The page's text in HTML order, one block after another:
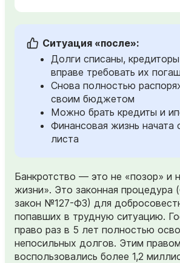
Ситуация «после»:
Долги списаны,
вправе требовать их
Снова полностью
своим бюджетом
Можно брать кредиты и
Финансовая жизнь начата
листа
Банкротство — это не «позор» и
жизни». Это законная процедура
закон №127-ФЗ) для
попавших в трудную ситуацию.
право раз в 5 лет полностью
непосильных долгов. Этим
воспользовались более 1,2